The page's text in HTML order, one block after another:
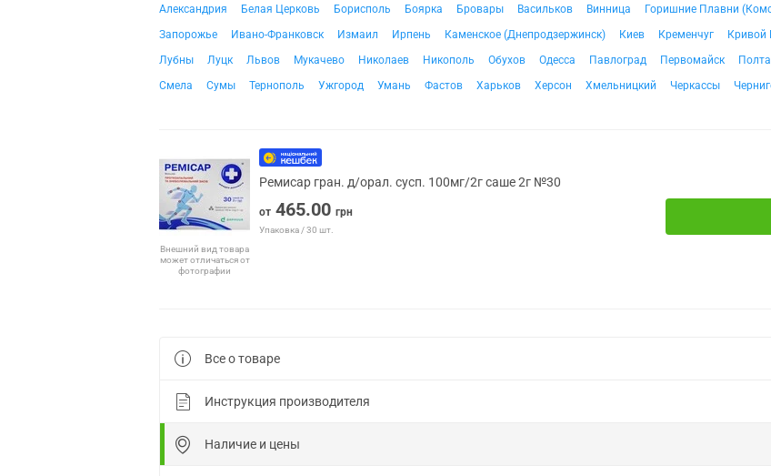
Александрия Белая Церковь Борисполь Боярка Бровары Васильков Винница Горишние Плавни
Запорожье
Ивано-Франковск Измаил Ирпень Каменское (Днепродзержинск) Киев Кременчуг Кривой
Лубны
Луцк Львов Мукачево Николаев Никополь Обухов Одесса Павлоград Первомайск
Смела
Сумы Тернополь Ужгород Умань Фастов Харьков Херсон Хмельницкий Черкассы
Внешний вид товара
может отличаться от
фотографии
Ремисар гран. д/орал. сусп. 100мг/2г саше 2г №30
от 465.00 грн
Упаковка / 30 шт.
Все о товаре
Инструкция производителя
Наличие и цены